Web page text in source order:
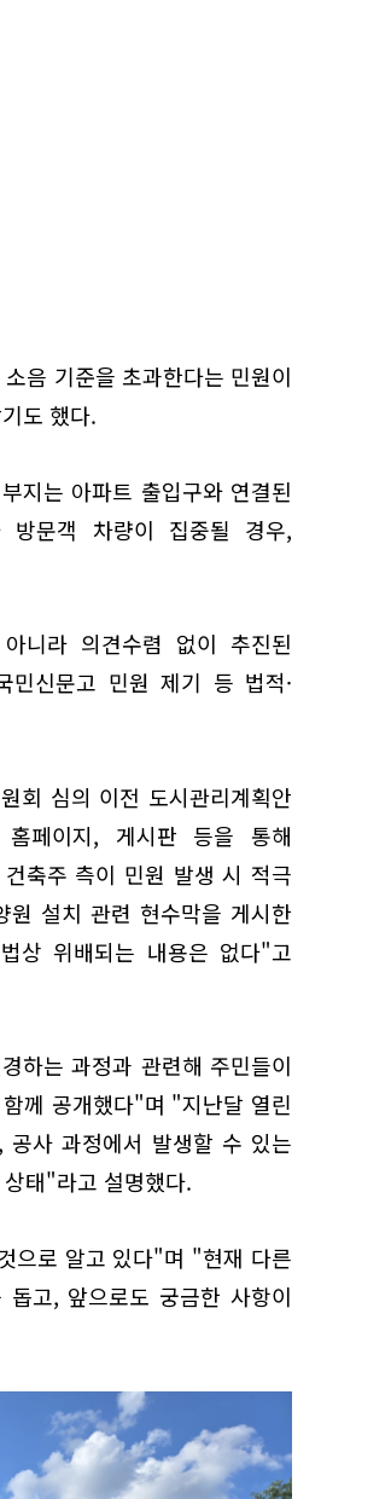
음 기준을 초과한다는 민원이
도 했다.
지는 아파트 출입구와 연결된
문객 차량이 집중될 경우,
니라 의견수렴 없이 추진된
민신문고 민원 제기 등 법적·
회 심의 이전 도시관리계획안
페이지, 게시판 등을 통해
축주 측이 민원 발생 시 적극
원 설치 관련 현수막을 게시한
상 위배되는 내용은 없다"고
하는 과정과 관련해 주민들이
께 공개했다"며 "지난달 열린
공사 과정에서 발생할 수 있는
태"라고 설명했다.
으로 알고 있다"며 "현재 다른
고, 앞으로도 궁금한 사항이